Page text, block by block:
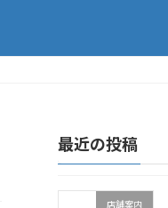
最近の投稿
店舗案内